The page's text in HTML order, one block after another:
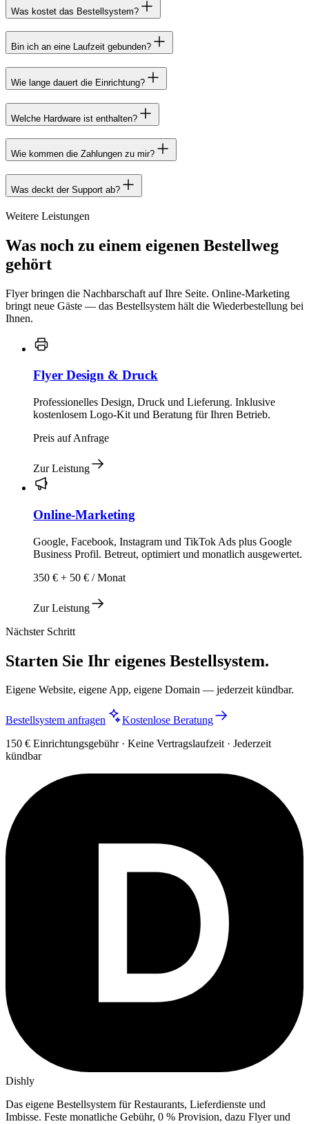
Was kostet das Bestellsystem?
Bin ich an eine Laufzeit gebunden?
Wie lange dauert die Einrichtung?
Welche Hardware ist enthalten?
Wie kommen die Zahlungen zu mir?
Was deckt der Support ab?
Weitere Leistungen
Was noch zu einem eigenen Bestellweg
gehört
Flyer bringen die Nachbarschaft auf Ihre Seite. Online-Marketing
bringt neue Gäste — das Bestellsystem hält die Wiederbestellung bei
Ihnen.
Flyer Design & Druck
Professionelles Design, Druck und Lieferung. Inklusive
kostenlosem Logo-Kit und Beratung für Ihren Betrieb.
Preis auf Anfrage
Zur Leistung
Online-Marketing
Google, Facebook, Instagram und TikTok Ads plus Google
Business Profil. Betreut, optimiert und monatlich ausgewertet.
350 € + 50 € / Monat
Zur Leistung
Nächster Schritt
Starten Sie Ihr eigenes Bestellsystem.
Eigene Website, eigene App, eigene Domain — jederzeit kündbar.
Bestellsystem anfragen
Kostenlose Beratung
150 € Einrichtungsgebühr · Keine Vertragslaufzeit · Jederzeit
kündbar
Dishly
Das eigene Bestellsystem für Restaurants, Lieferdienste und
Imbisse. Feste monatliche Gebühr, 0 % Provision, dazu Flyer und